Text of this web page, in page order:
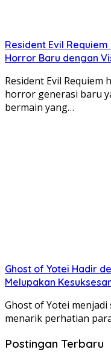
Resident Evil
Horror Baru dengan
Resident Evil Requiem
horror generasi baru
bermain yang…
Ghost of Yotei Hadir
Melupakan
Ghost of Yotei
menarik perhatian
Postingan Terbaru